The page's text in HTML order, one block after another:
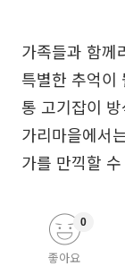
가족들과 함께
특별한 추억이
통 고기잡이
가리마을에서
가를 만끽할
좋아요
0